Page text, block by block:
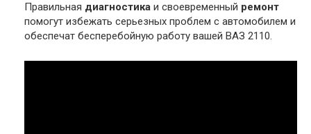
Правильная диагностика и своевременный ремонт
помогут избежать серьезных проблем с автомобилем и
обеспечат бесперебойную работу вашей ВАЗ 2110.